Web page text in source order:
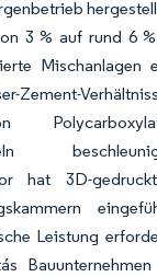
3 % auf rund 6
Mischanlagen
Zement-
hat 3D-
Leistung